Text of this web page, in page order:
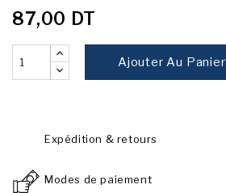
87,00 DT
Ajouter Au Panier
Expédition & retours
Modes de paiement